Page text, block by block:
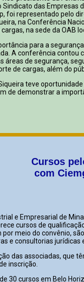
das Empresas
foi representado pelo
na Conferência
na sede da OAB
para a
A conferência contou
áreas de segurança,
de cargas, além do
teve
de demonstrar a
Cursos
com
e Empresarial de
cursos de
meio do convênio,
e consultorias jurídicas
das associadas, que
inscrição.
30 cursos em Belo